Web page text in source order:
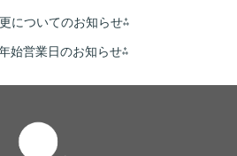
についてのお知らせ⁂
始営業日のお知らせ⁂